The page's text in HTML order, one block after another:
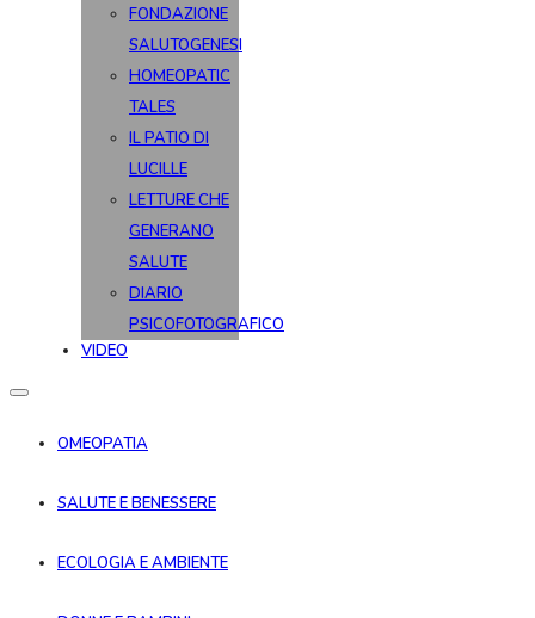
FONDAZIONE
SALUTOGENESI
HOMEOPATIC
TALES
IL PATIO DI
LUCILLE
LETTURE CHE
GENERANO
SALUTE
DIARIO
PSICOFOTOGRAFICO
VIDEO
OMEOPATIA
SALUTE E BENESSERE
ECOLOGIA E AMBIENTE